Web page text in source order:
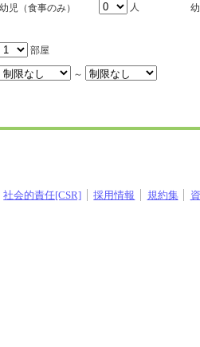
幼児（食事のみ）
人
部屋
～
社会的責任[CSR] 採用情報 規約集